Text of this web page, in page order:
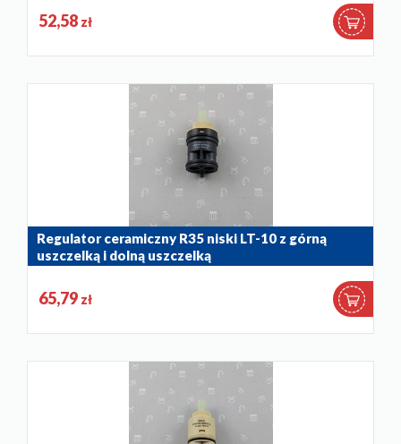
52,58 zł
Regulator ceramiczny R35 niski LT-10 z górną
uszczelką i dolną uszczelką
65,79 zł